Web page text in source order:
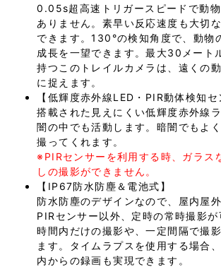
0.05s超高速トリガースピードで動
ありません。素早い反応速度も大切
できます。130°の検知角度で、動物
成長を一望できます。最大30メート
持つこのトレイルカメラは、遠くの
に捉えます。
【低輝度赤外線LED・PIR動体検知セ
搭載された見えにくい低輝度赤外線
闇の中でも活動します。暗闇でもよ
撮ってくれます。
※PIRセンサーを利用する時、ガラス
しの撮影ができません。
【IP67防水防塵＆電池式】
防水防塵のデザインなので、屋内屋
PIRセンサー以外、定時の常時撮影
時間内だけの撮影や、一定間隔で撮
ます。タイムラプスを使用する場合
内からの録画も実現できます。